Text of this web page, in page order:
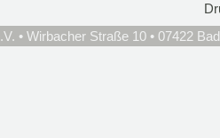
• Wirbacher Straße 10 • 07422